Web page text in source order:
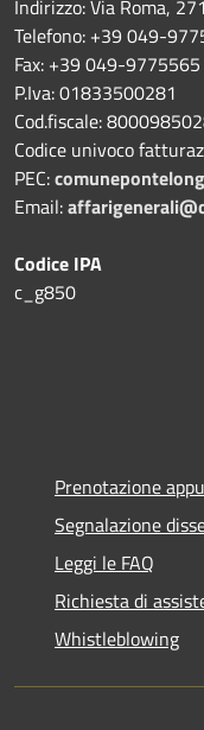
Indirizzo: Via Roma,
Telefono: +39 049-
Fax: +39 049-9775565
P.Iva: 01833500281
Cod.fiscale:
Codice univoco
PEC:
Email:
Codice IPA
c_g850
Prenotazione
Segnalazione
Leggi le FAQ
Richiesta di
Whistleblowing